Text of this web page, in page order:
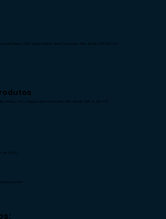
de Fátima, 2353 - Carlos Prates - Belo Horizonte - MG -Brasil - CEP: 30.710-
Antão, 249 - Caiçara - Belo Horizonte - MG -Brasil - CEP: 31.250-115
9100